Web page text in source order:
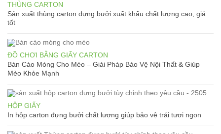
THÙNG CARTON
Sản xuất thùng carton đựng bưởi xuất khẩu chất lượng cao, giá
tốt
ĐỒ CHƠI BẰNG GIẤY CARTON
Bàn Cào Móng Cho Mèo – Giải Pháp Bảo Vệ Nội Thất & Giúp
Mèo Khỏe Mạnh
HỘP GIẤY
In hộp carton đựng bưởi chất lượng giúp bảo vệ trái tươi ngon